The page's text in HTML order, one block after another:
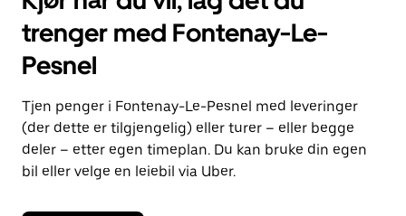
trenger med Fontenay-Le-
Pesnel
Tjen penger i Fontenay-Le-Pesnel med leveringer
(der dette er tilgjengelig) eller turer – eller begge
deler – etter egen timeplan. Du kan bruke din egen
bil eller velge en leiebil via Uber.